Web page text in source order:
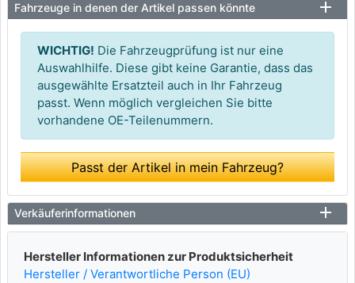
Fahrzeuge in denen der Artikel passen könnte
WICHTIG! Die Fahrzeugprüfung ist nur eine
Auswahlhilfe. Diese gibt keine Garantie, dass das
ausgewählte Ersatzteil auch in Ihr Fahrzeug
passt. Wenn möglich vergleichen Sie bitte
vorhandene OE-Teilenummern.
Passt der Artikel in mein Fahrzeug?
Verkäuferinformationen
Hersteller Informationen zur Produktsicherheit
Hersteller / Verantwortliche Person (EU)